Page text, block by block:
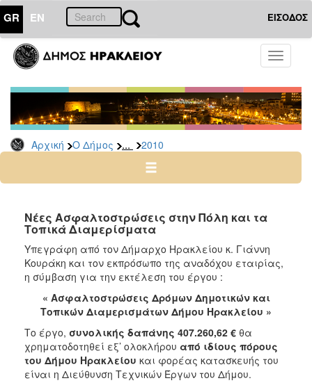
GR EN ΕΙΣΟΔΟΣ
Toggle
Αρχική Ο Δήμος ... 2010
ΔΗΜΟΣ
Δελτία
Τύπου
Αρχείο
2026
2024
2022
2021
2020
2019
2018
2017
2016
2015
Νέες Ασφαλτοστρώσεις στην Πόλη και τα
Τοπικά Διαμερίσματα
Υπεγράφη από τον Δήμαρχο Ηρακλείου κ. Γιάννη
Κουράκη και τον εκπρόσωπο της αναδόχου εταιρίας,
η σύμβαση για την εκτέλεση του έργου :
« Ασφαλτοστρώσεις Δρόμων Δημοτικών και
Τοπικών Διαμερισμάτων Δήμου Ηρακλείου »
Το έργο, συνολικής δαπάνης 407.260,62 € θα
χρηματοδοτηθεί εξ’ ολοκλήρου από ιδίους πόρους
του Δήμου Ηρακλείου και φορέας κατασκευής του
είναι η Διεύθυνση Τεχνικών Έργων του Δήμου.